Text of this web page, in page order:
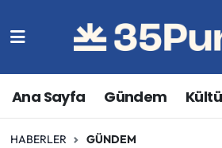
Ana Sayfa Gündem
HABERLER GÜNDEM